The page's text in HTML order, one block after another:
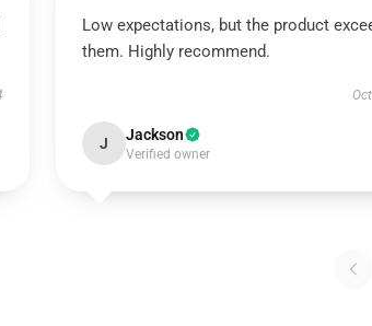
Low expectations, but the product
them. Highly recommend.
J Jackson
Verified owner